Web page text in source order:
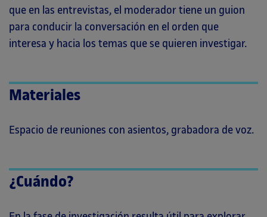
que en las entrevistas, el moderador tiene un guion
para conducir la conversación en el orden que
interesa y hacia los temas que se quieren investigar.
Materiales
Espacio de reuniones con asientos, grabadora de voz.
¿Cuándo?